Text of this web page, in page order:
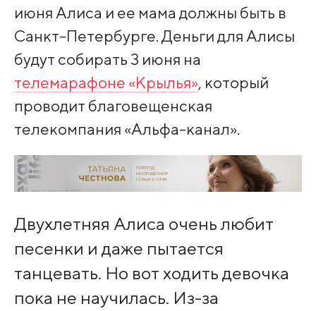
июня Алиса и ее мама должны быть в
Санкт-Петербурге. Деньги для Алисы
будут собирать 3 июня на
телемарафоне «Крылья», который
проводит благовещенская
телекомпания «Альфа-канал».
Двухлетняя Алиса очень любит
песенки и даже пытается
танцевать. Но вот ходить девочка
пока не научилась. Из-за